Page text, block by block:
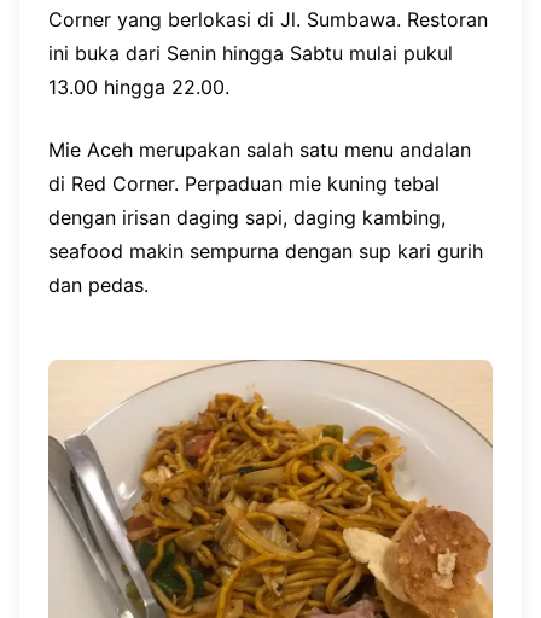
Corner yang berlokasi di Jl. Sumbawa. Restoran
ini buka dari Senin hingga Sabtu mulai pukul
13.00 hingga 22.00.
Mie Aceh merupakan salah satu menu andalan
di Red Corner. Perpaduan mie kuning tebal
dengan irisan daging sapi, daging kambing,
seafood makin sempurna dengan sup kari gurih
dan pedas.